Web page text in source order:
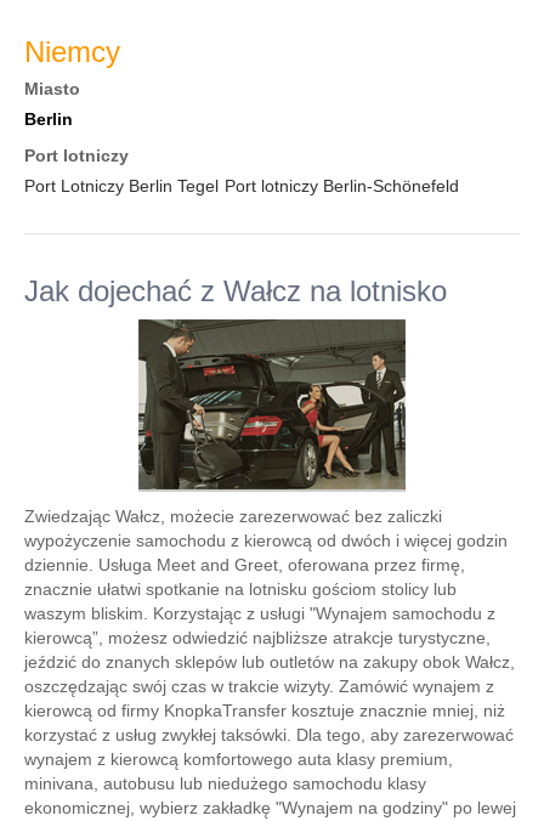
Niemcy
Miasto
Berlin
Port lotniczy
Port Lotniczy Berlin Tegel Port lotniczy Berlin-Schönefeld
Jak dojechać z Wałcz na lotnisko
Zwiedzając Wałcz, możecie zarezerwować bez zaliczki
wypożyczenie samochodu z kierowcą od dwóch i więcej godzin
dziennie. Usługa Meet and Greet, oferowana przez firmę,
znacznie ułatwi spotkanie na lotnisku gościom stolicy lub
waszym bliskim. Korzystając z usługi "Wynajem samochodu z
kierowcą”, możesz odwiedzić najbliższe atrakcje turystyczne,
jeździć do znanych sklepów lub outletów na zakupy obok Wałcz,
oszczędzając swój czas w trakcie wizyty. Zamówić wynajem z
kierowcą od firmy KnopkaTransfer kosztuje znacznie mniej, niż
korzystać z usług zwykłej taksówki. Dla tego, aby zarezerwować
wynajem z kierowcą komfortowego auta klasy premium,
minivana, autobusu lub niedużego samochodu klasy
ekonomicznej, wybierz zakładkę "Wynajem na godziny" po lewej